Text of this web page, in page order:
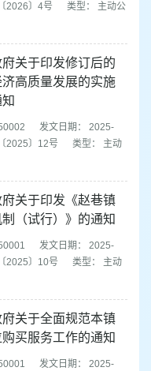
2026〕4号
类型： 主动公
关于印发修订后的
济高质量发展的实施
发文日期： 2025-
2025〕12号
类型： 主动
关于印发《赵巷镇
（试行）》的通知
发文日期： 2025-
2025〕10号
类型： 主动
关于全面规范本镇
买服务工作的通知
发文日期： 2025-